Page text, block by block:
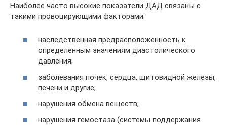
Наиболее часто высокие показатели ДАД связаны с
такими провоцирующими факторами:
наследственная предрасположенность к
определенным значениям диастолического
давления;
заболевания почек, сердца, щитовидной железы,
печени и другие;
нарушения обмена веществ;
нарушения гемостаза (системы поддержания